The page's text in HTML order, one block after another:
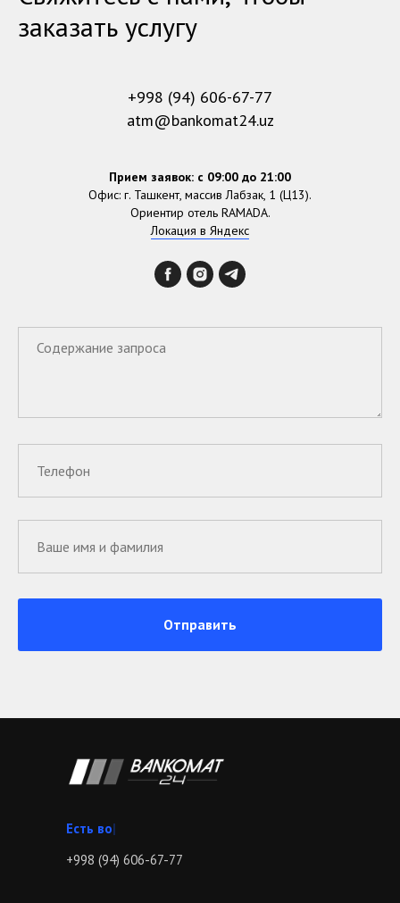
заказать услугу
+998 (94) 606-67-77
atm@bankomat24.uz
Прием заявок: с 09:00 до 21:00
Офис: г. Ташкент, массив Лабзак, 1 (Ц13).
Ориентир отель RAMADA.
Локация в Яндекс
Отправить
Звоните
+998 (94) 606-67-77